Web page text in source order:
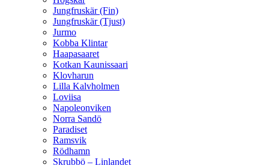
Jungfruskär (Fin)
Jungfruskär (Tjust)
Jurmo
Kobba Klintar
Haapasaaret
Kotkan Kaunissaari
Klovharun
Lilla Kalvholmen
Loviisa
Napoleonviken
Norra Sandö
Paradiset
Ramsvik
Rödhamn
Skrubbö – Linlandet